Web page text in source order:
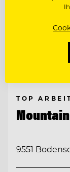
TOP
9551